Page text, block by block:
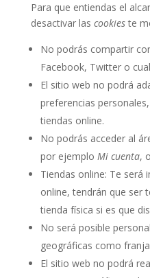
Para que entiendas el
desactivar las cookieste
No podrás compartir
Facebook, Twitter o
El sitio web no podrá
preferencias
tiendas online.
No podrás acceder al
por ejemplo Mi cuenta, o
Tiendas online: Te será
online, tendrán que ser
tienda física si es que
No será posible
geográficas como
El sitio web no podrá